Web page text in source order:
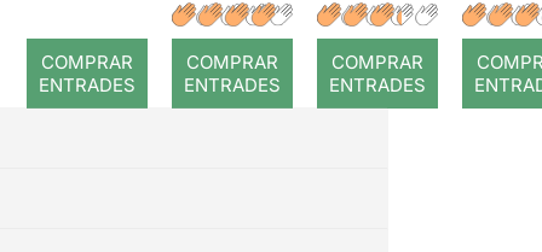
COMPRAR
ENTRADES
a temps
COMPRAR
ENTRADES
r: Temps
COMPRAR
ENTRADES
: